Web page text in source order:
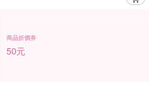
商品折價券
50元